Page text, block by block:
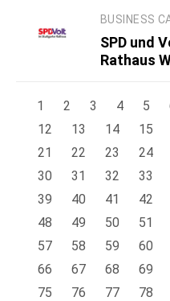
BUSINESS
SPD und
Rathaus
1 2 3 4 5
12
13 14 15
21
22 23 24
30
31 32 33
39
40 41 42
48
49 50 51
57
58 59 60
66
67 68 69
75
76 77 78